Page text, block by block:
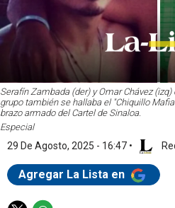
Serafín Zambada (der) y Omar Chávez
grupo también se hallaba el "Chiquillo
brazo armado del Cartel de Sinaloa.
Especial
29 De Agosto, 2025 - 16:47 •
Agregar La Lista en